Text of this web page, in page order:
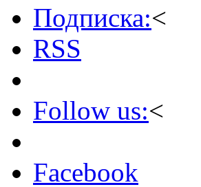
Подписка:<
RSS
Follow us:<
Facebook